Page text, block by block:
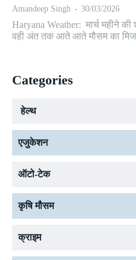
Amandeep Singh - 30/03/2026
Haryana Weather: मार्च महीने
वही अंत तक आते आते मौसम का
Categories
हेल्थ
एजुकेशन
ऑटो-टेक
कृषि मौसम
क्राइम